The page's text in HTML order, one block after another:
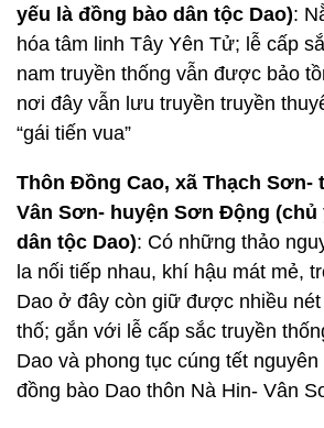
yếu là đồng bào dân tộc Dao):
hóa tâm linh Tây Yên Tử; lễ cấp
nam truyền thống vẫn được bảo
nơi đây vẫn lưu truyền truyền
“gái tiến vua”
Thôn Đồng Cao, xã Thạch Sơn-
Vân Sơn- huyện Sơn Động (chủ
dân tộc Dao): Có những thảo
la nối tiếp nhau, khí hậu mát mẻ,
Dao ở đây còn giữ được nhiều
thố; gắn với lễ cấp sắc truyền
Dao và phong tục cúng tết
đồng bào Dao thôn Nà Hin- Vân